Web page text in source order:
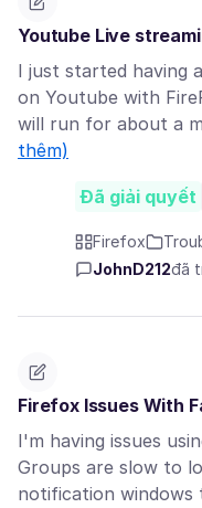
Youtube Live
I just started having
on Youtube with
will run for about a
thêm)
Đã giải quyết
Firefox
JohnD212đã
Firefox Issues With
I'm having issues
Groups are slow to
notification